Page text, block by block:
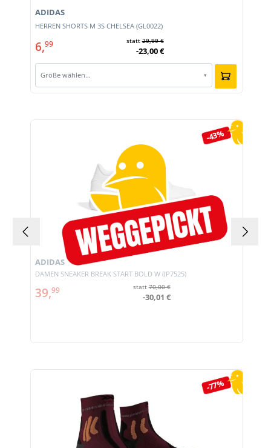
HERREN SHORTS M 3S CHELSEA (GL0022)
ADIDAS
6,99 statt29,99 €
-23,00 €
Größe wählen… ▾
-43%
DAMEN SNEAKER BREAK START BOLD W (JP7525)
ADIDAS
39,99 statt70,00 €
-30,01 €
-77%